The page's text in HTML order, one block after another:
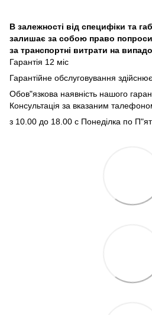
В залежності від специфіки та
залишає за собою право
за транспортні витрати на
Гарантія 12 міс
Гарантійне обслуговування
Обов"язкова наявність нашого
Консультація за вказаним
з 10.00 до 18.00 с Понеділка по